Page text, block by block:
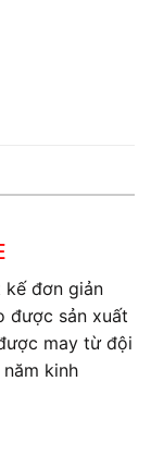
đơn giản
được sản xuất
may từ đội
kinh